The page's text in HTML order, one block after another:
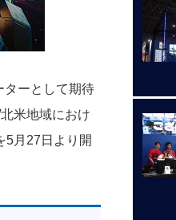
ターとして期待
米地域におけ
5月27日より開